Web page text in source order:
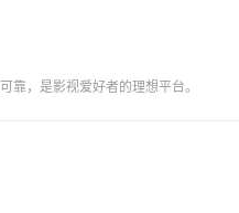
，是影视爱好者的理想平台。